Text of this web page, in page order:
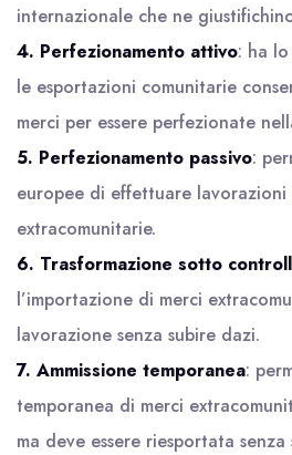
internazionale che ne
4. Perfezionamento attivo: ha
le esportazioni comunitarie
merci per essere perfezionate
5. Perfezionamento passivo:
europee di effettuare lavorazioni
extracomunitarie.
6. Trasformazione sotto
l’importazione di merci
lavorazione senza subire dazi.
7. Ammissione temporanea:
temporanea di merci
ma deve essere riesportata